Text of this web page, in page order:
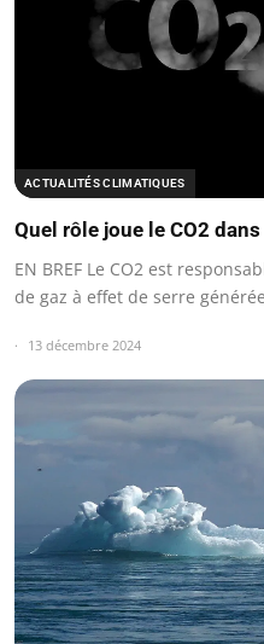
ACTUALITÉS CLIMATIQUES
Quel rôle joue le CO2
EN BREF Le CO2 est
de gaz à effet de serre
13 décembre 2024